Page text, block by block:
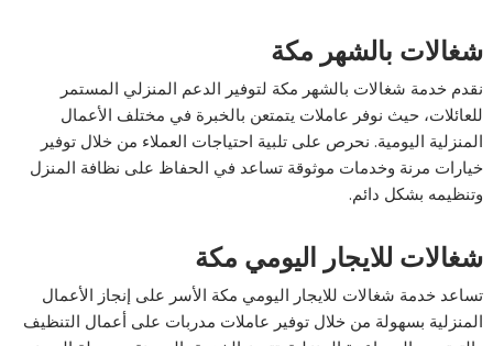
شغالات بالشهر مكة
نقدم خدمة شغالات بالشهر مكة لتوفير الدعم المنزلي المستمر
للعائلات، حيث نوفر عاملات يتمتعن بالخبرة في مختلف الأعمال
المنزلية اليومية. نحرص على تلبية احتياجات العملاء من خلال توفير
خيارات مرنة وخدمات موثوقة تساعد في الحفاظ على نظافة المنزل
وتنظيمه بشكل دائم.
شغالات للايجار اليومي مكة
تساعد خدمة شغالات للايجار اليومي مكة الأسر على إنجاز الأعمال
المنزلية بسهولة من خلال توفير عاملات مدربات على أعمال التنظيف